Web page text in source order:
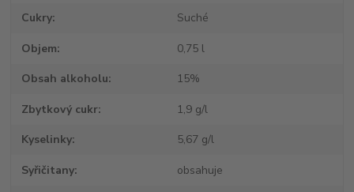
Cukry Suché
Objem 0,75 l
Obsah alkoholu 15%
Zbytkový cukr 1,9 g/l
Kyselinky 5,67 g/l
Syřičitany obsahuje